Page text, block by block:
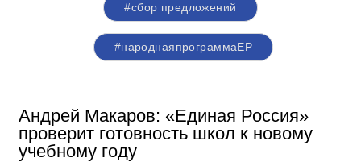
#сбор предложений
#народнаяпрограммаЕР
Андрей Макаров: «Единая Россия»
проверит готовность школ к новому
учебному году